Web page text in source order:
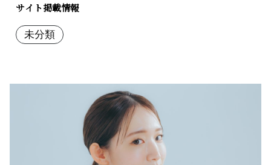
サイト掲載情報
未分類